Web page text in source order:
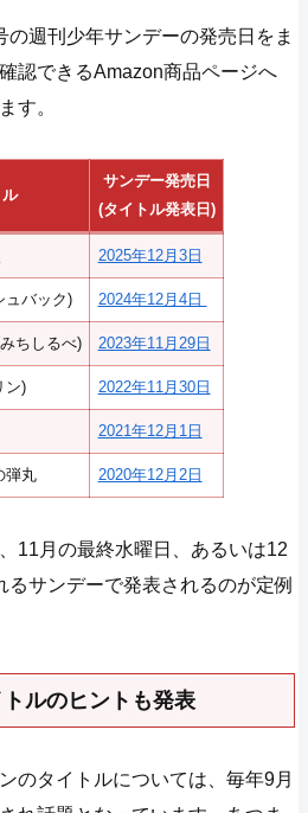
週刊少年サンデーの発売日をま
認できるAmazon商品ページへ
す。
サンデー発売日
(タイトル発表日)
2025年12月3日
ュバック) 2024年12月4日
ちしるべ) 2023年11月29日
ン) 2022年11月30日
2021年12月1日
弾丸 2020年12月2日
11月の最終水曜日、あるいは12
るサンデーで発表されるのが定例
ルのヒントも発表
のタイトルについては、毎年9月